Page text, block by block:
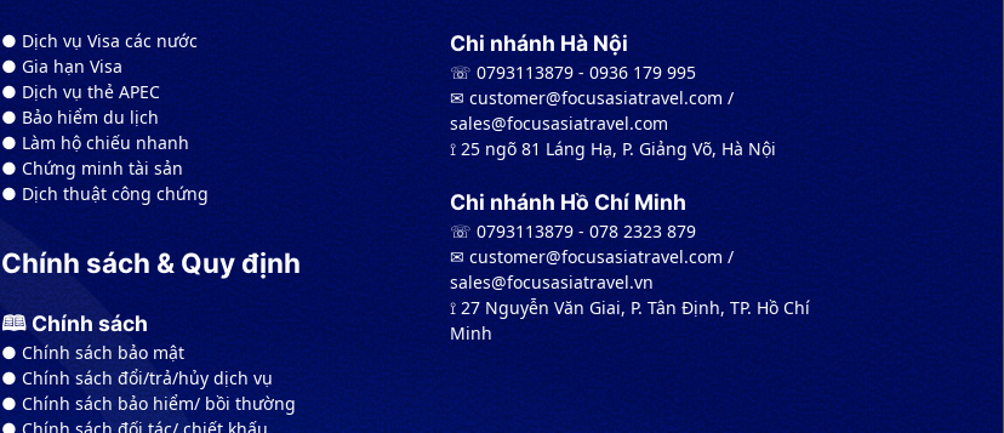
● Dịch vụ Visa các nước
● Gia hạn Visa
● Dịch vụ thẻ APEC
● Bảo hiểm du lịch
● Làm hộ chiếu nhanh
● Chứng minh tài sản
● Dịch thuật công chứng
Chính sách & Quy định
🕮 Chính sách
● Chính sách bảo mật
● Chính sách đổi/trả/hủy dịch vụ
● Chính sách bảo hiểm/ bồi thường
● Chính sách đối tác/ chiết khấu
Chi nhánh Hà Nội
☏ 0793113879 - 0936 179 995
✉︎ customer@focusasiatravel.com /
sales@focusasiatravel.com
⟟ 25 ngõ 81 Láng Hạ, P. Giảng Võ, Hà Nội
Chi nhánh Hồ Chí Minh
☏ 0793113879 - 078 2323 879
✉︎ customer@focusasiatravel.com /
sales@focusasiatravel.vn
⟟ 27 Nguyễn Văn Giai, P. Tân Định, TP. Hồ Chí
Minh